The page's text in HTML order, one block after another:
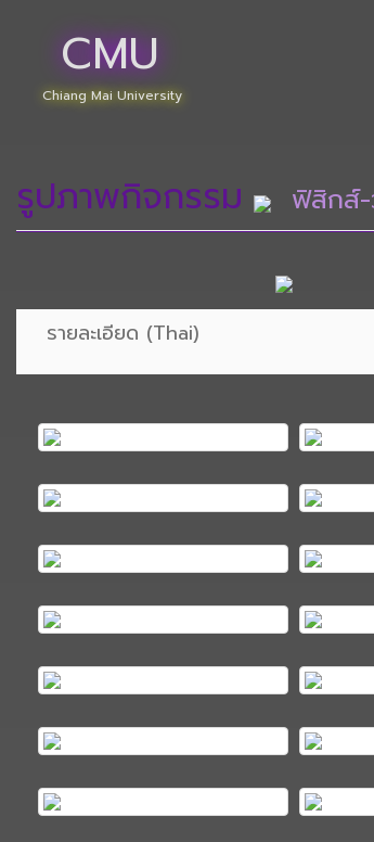
CMU
Chiang Mai University
รูปภาพกิจกรรม ฟิสิกส์
รายละเอียด (Thai)